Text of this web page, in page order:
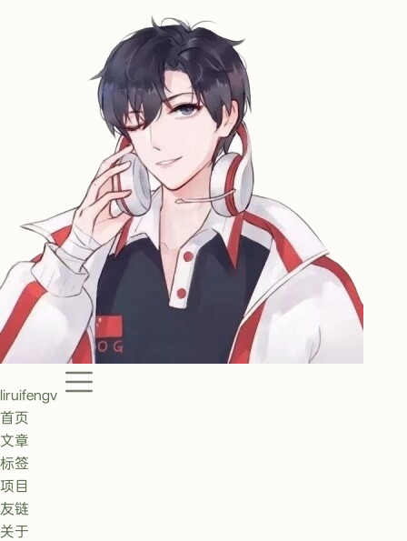
liruifengv
Menu
首页
文章
标签
项目
友链
关于